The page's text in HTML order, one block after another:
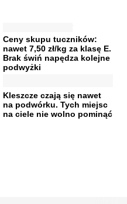
Ceny skupu tuczników:
nawet 7,50 zł/kg za klasę E.
Brak świń napędza kolejne
podwyżki
Kleszcze czają się nawet
na podwórku. Tych miejsc
na ciele nie wolno pominąć